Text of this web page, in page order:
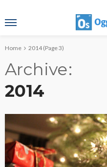
Home 2014(Page 3)
Archive
2014